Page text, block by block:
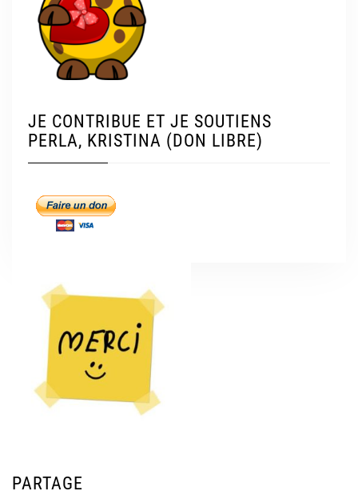
JE CONTRIBUE ET JE SOUTIENS
PERLA, KRISTINA (DON LIBRE)
PARTAGE